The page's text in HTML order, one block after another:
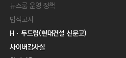
뉴스룸 운영 정책
법적고지
Hㆍ두드림(현대건설 신문고)
사이버감사실